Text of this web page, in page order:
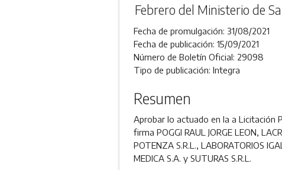
Febrero del Ministerio de
Fecha de promulgación: 31/08/2021
Fecha de publicación: 15/09/2021
Número de Boletín Oficial: 29098
Tipo de publicación: Integra
Resumen
Aprobar lo actuado en la a Licitación
firma POGGI RAUL JORGE LEON,
POTENZA S.R.L., LABORATORIOS
MEDICA S.A. y SUTURAS S.R.L.